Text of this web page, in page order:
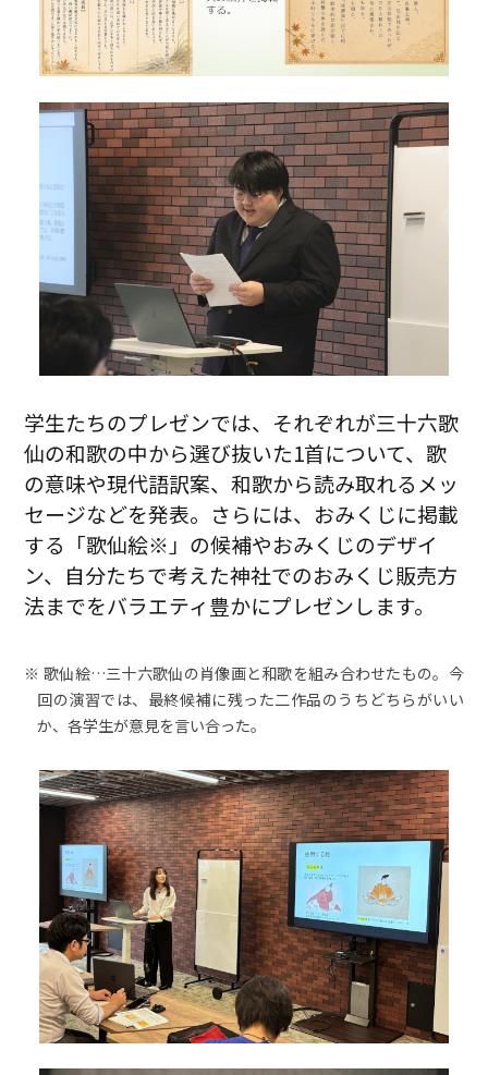
学生たちのプレゼンでは、それぞれが三十六歌
仙の和歌の中から選び抜いた1首について、歌
の意味や現代語訳案、和歌から読み取れるメッ
セージなどを発表。さらには、おみくじに掲載
する「歌仙絵※」の候補やおみくじのデザイ
ン、自分たちで考えた神社でのおみくじ販売方
法までをバラエティ豊かにプレゼンします。
歌仙絵…三十六歌仙の肖像画と和歌を組み合わせたもの。今
回の演習では、最終候補に残った二作品のうちどちらがいい
か、各学生が意見を言い合った。